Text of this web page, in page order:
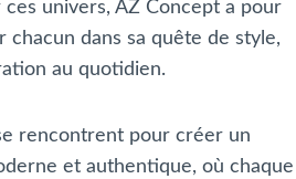
univers, AZ Concept a pour
chacun dans sa quête de style,
au quotidien.
rencontrent pour créer un
et authentique, où chaque